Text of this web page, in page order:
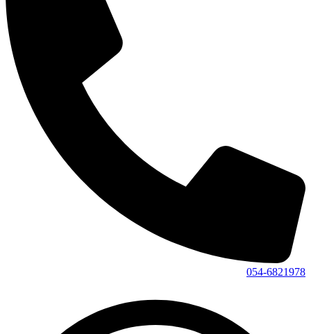
054-6821978